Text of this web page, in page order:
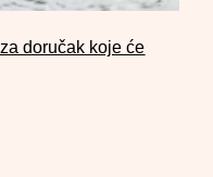
doručak koje će